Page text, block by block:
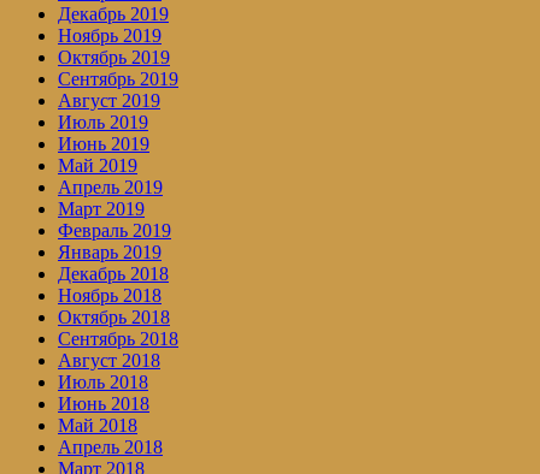
Декабрь 2019
Ноябрь 2019
Октябрь 2019
Сентябрь 2019
Август 2019
Июль 2019
Июнь 2019
Май 2019
Апрель 2019
Март 2019
Февраль 2019
Январь 2019
Декабрь 2018
Ноябрь 2018
Октябрь 2018
Сентябрь 2018
Август 2018
Июль 2018
Июнь 2018
Май 2018
Апрель 2018
Март 2018